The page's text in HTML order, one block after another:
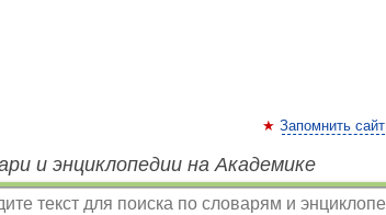
Запомнить сайт
и энциклопедии на Академике